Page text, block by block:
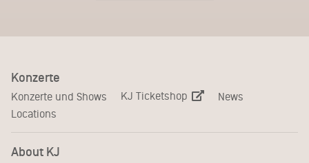
Konzerte
Konzerte und Shows KJ Ticketshop
News
Locations
About KJ